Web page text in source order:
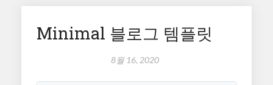
Minimal 블로그 템플릿
8월 16, 2020